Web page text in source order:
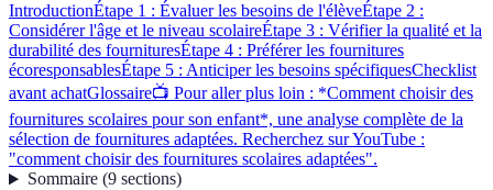
IntroductionÉtape 1 : Évaluer les besoins de l'élèveÉtape 2 :
Considérer l'âge et le niveau scolaireÉtape 3 : Vérifier la qualité et la
durabilité des fournituresÉtape 4 : Préférer les fournitures
écoresponsablesÉtape 5 : Anticiper les besoins spécifiquesChecklist
avant achatGlossaire📺 Pour aller plus loin : *Comment choisir des
fournitures scolaires pour son enfant*, une analyse complète de la
sélection de fournitures adaptées. Recherchez sur YouTube :
"comment choisir des fournitures scolaires adaptées".
Sommaire(9 sections)